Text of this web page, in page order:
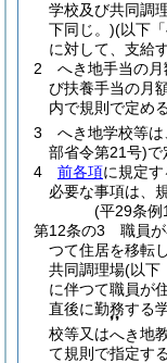
学校及び共同調
下同じ。)(以下
に対して、支給す
2
へき地手当の
び扶養手当の月
内で規則で定め
3
へき地学校等は
部省令第21号)で
4
前各項に規定
必要な事項は、
(平29条例
第12条の3
職員
つて住居を移転
共同調理場(以下
に伴つて職員が
直後に勤務する
校等又はへき
❜❜
地
て規則で指定す